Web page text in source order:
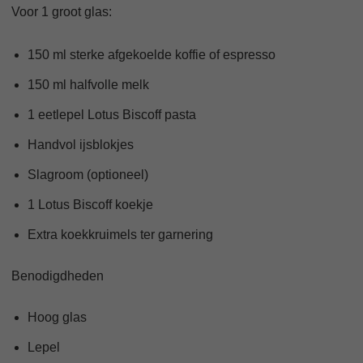
Voor 1 groot glas:
150 ml sterke afgekoelde koffie of espresso
150 ml halfvolle melk
1 eetlepel Lotus Biscoff pasta
Handvol ijsblokjes
Slagroom (optioneel)
1 Lotus Biscoff koekje
Extra koekkruimels ter garnering
Benodigdheden
Hoog glas
Lepel